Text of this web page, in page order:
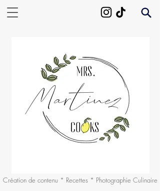
Création de contenu * Recettes * Photographie Culinaire